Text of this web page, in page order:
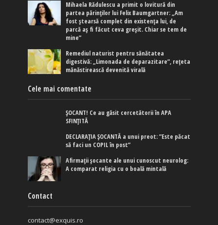
Mihaela Rădulescu a primit o lovitură din
partea părinților lui Felix Baumgartner: „Am
fost ștearsă complet din existența lui, de
parcă aș fi făcut ceva greșit. Chiar se tem de
mine”
Remediul naturist pentru sănătatea
digestivă: „Limonada de deparazitare”, rețeta
mănăstirească devenită virală
Cele mai comentate
ȘOCANT! Ce au găsit cercetătorii în APA
SFINȚITĂ
DECLARAȚIA ȘOCANTĂ a unui preot: ”Este păcat
să faci un COPIL în post”
Afirmaţii şocante ale unui cunoscut neurolog:
A comparat religia cu o boală mintală
Contact
contact@exquis.ro